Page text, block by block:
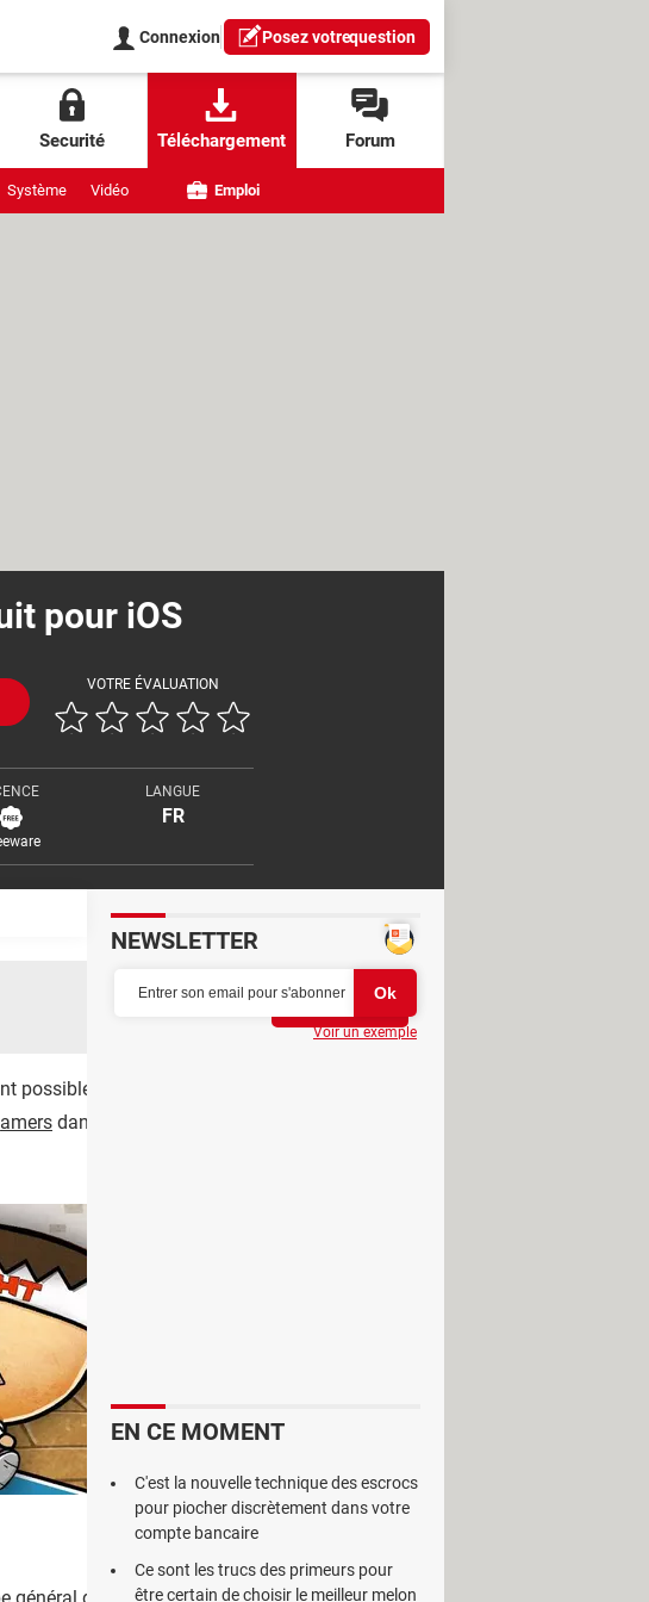
Connexion Posez votrequestion
Securité Téléchargement Forum
Système Vidéo Emploi
pour iOS
VOTRE ÉVALUATION
LANGUE
FR
possible, reste à savoir la nature de l'appli
dans un environnement où le réflexe joue
général du jeu est d'attraper les oeufs avant
NEWSLETTER
Voir un exemple
EN CE MOMENT
C'est la nouvelle technique des escrocs
pour piocher discrètement dans votre
compte bancaire
Ce sont les trucs des primeurs pour
être certain de choisir le meilleur melon